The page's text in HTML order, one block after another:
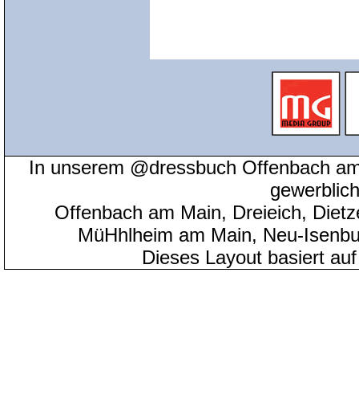
In unserem @dressbuch Offenbach
Offenbach am Main, Dreieich,
MüHhlheim am Main, Neu-
Dieses Layout basiert